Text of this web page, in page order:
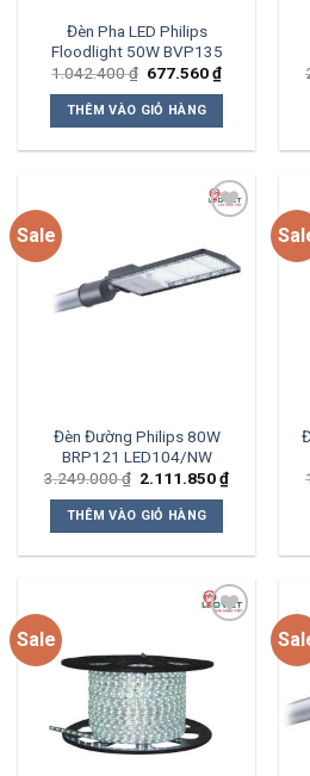
Đèn Pha LED Philips
Floodlight 50W BVP135
1.042.400₫ Giá
là:
1.042.400 ₫.
677.560₫Giá
677.560 ₫.
THÊM VÀO GIỎ HÀNG
Sale
Add to
Đèn Đường Philips 80W
BRP121 LED104/NW
3.249.000₫ Giá
là:
3.249.000 ₫.
2.111.850₫Giá
2.111.850
THÊM VÀO GIỎ HÀNG
Sale